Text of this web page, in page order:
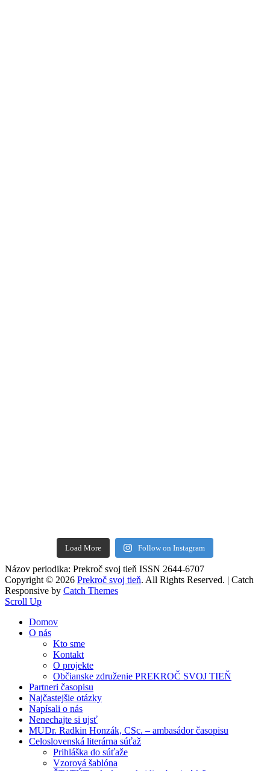
Load More Follow on Instagram
Názov periodika: Prekroč svoj tieň ISSN 2644-6707
Copyright © 2026 Prekroč svoj tieň. All Rights Reserved. | Catch
Responsive by Catch Themes
Scroll Up
Domov
O nás
Kto sme
Kontakt
O projekte
Občianske združenie PREKROČ SVOJ TIEŇ
Partneri časopisu
Najčastejšie otázky
Napísali o nás
Nenechajte si ujsť
MUDr. Radkin Honzák, CSc. – ambasádor časopisu
Celoslovenská literárna súťaž
Prihláška do súťaže
Vzorová šablóna